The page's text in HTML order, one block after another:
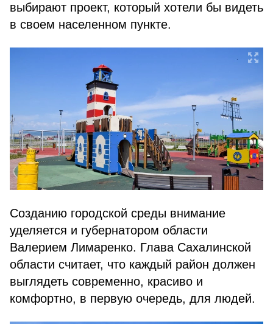
выбирают проект, который хотели бы видеть
в своем населенном пункте.
Созданию городской среды внимание
уделяется и губернатором области
Валерием Лимаренко. Глава Сахалинской
области считает, что каждый район должен
выглядеть современно, красиво и
комфортно, в первую очередь, для людей.